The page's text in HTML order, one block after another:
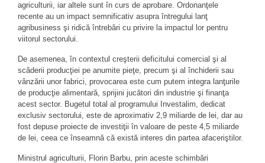
agriculturii, iar altele sunt în curs de aprobare. Ordonanţele
recente au un impact semnificativ asupra întregului lanţ
agribusiness şi ridică întrebări cu privire la impactul lor pentru
viitorul sectorului.
De asemenea, în contextul creşterii deficitului comercial şi al
scăderii producţiei pe anumite pieţe, precum şi al închiderii sau
vânzării unor fabrici, provocarea este cum putem integra lanţurile
de producţie alimentară, sprijini jucători din industrie şi finanţa
acest sector. Bugetul total al programului Investalim, dedicat
exclusiv sectorului, este de aproximativ 2,9 miliarde de lei, dar au
fost depuse proiecte de investiţii în valoare de peste 4,5 miliarde
de lei, ceea ce înseamnă că există interes din partea afaceriştilor.
Ministrul agriculturii, Florin Barbu, prin aceste schimbări